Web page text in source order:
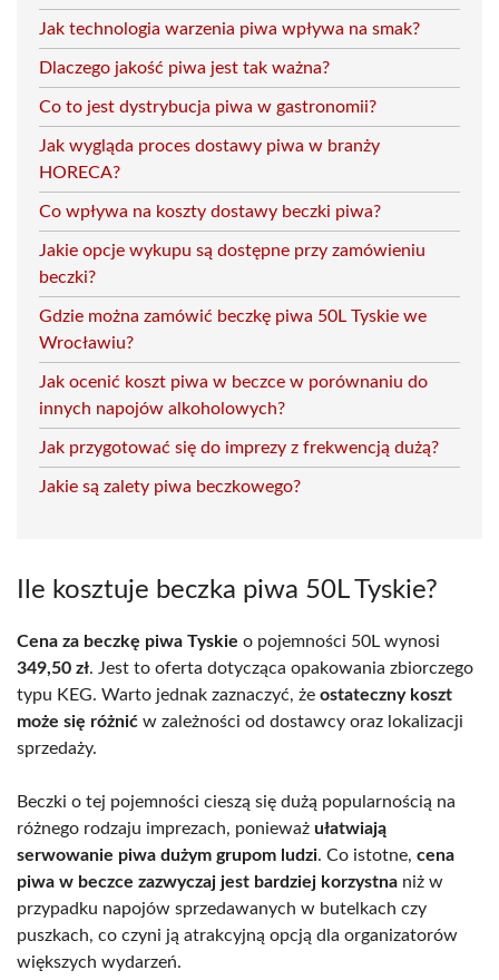
Jak technologia warzenia piwa wpływa na smak?
Dlaczego jakość piwa jest tak ważna?
Co to jest dystrybucja piwa w gastronomii?
Jak wygląda proces dostawy piwa w branży
HORECA?
Co wpływa na koszty dostawy beczki piwa?
Jakie opcje wykupu są dostępne przy zamówieniu
beczki?
Gdzie można zamówić beczkę piwa 50L Tyskie we
Wrocławiu?
Jak ocenić koszt piwa w beczce w porównaniu do
innych napojów alkoholowych?
Jak przygotować się do imprezy z frekwencją dużą?
Jakie są zalety piwa beczkowego?
Ile kosztuje beczka piwa 50L Tyskie?
Cena za beczkę piwa Tyskie o pojemności 50L wynosi
349,50 zł. Jest to oferta dotycząca opakowania zbiorczego
typu KEG. Warto jednak zaznaczyć, że ostateczny koszt
może się różnić w zależności od dostawcy oraz lokalizacji
sprzedaży.
Beczki o tej pojemności cieszą się dużą popularnością na
różnego rodzaju imprezach, ponieważ ułatwiają
serwowanie piwa dużym grupom ludzi. Co istotne, cena
piwa w beczce zazwyczaj jest bardziej korzystna niż w
przypadku napojów sprzedawanych w butelkach czy
puszkach, co czyni ją atrakcyjną opcją dla organizatorów
większych wydarzeń.